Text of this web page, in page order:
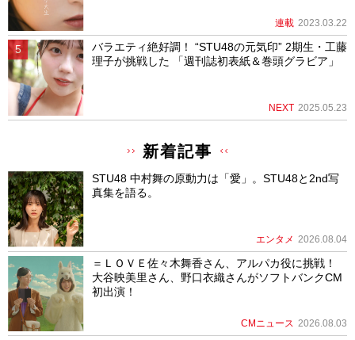
連載 2023.03.22
バラエティ絶好調！ “STU48の元気印” 2期生・工藤
理子が挑戦した 「週刊誌初表紙＆巻頭グラビア」
NEXT 2025.05.23
新着記事
STU48 中村舞の原動力は「愛」。STU48と2nd写
真集を語る。
エンタメ 2026.08.04
＝ＬＯＶＥ佐々木舞香さん、アルパカ役に挑戦！
大谷映美里さん、野口衣織さんがソフトバンクCM
初出演！
CMニュース 2026.08.03